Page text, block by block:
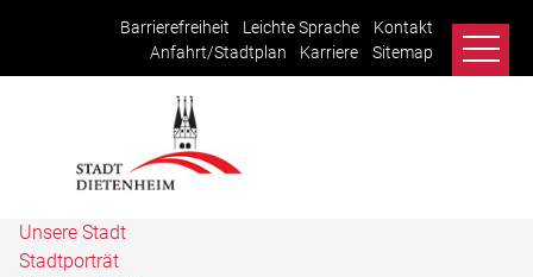
Barrierefreiheit Leichte Sprache
Kontakt
Anfahrt/Stadtplan
Karriere Sitemap
Unsere Stadt
Stadtporträt